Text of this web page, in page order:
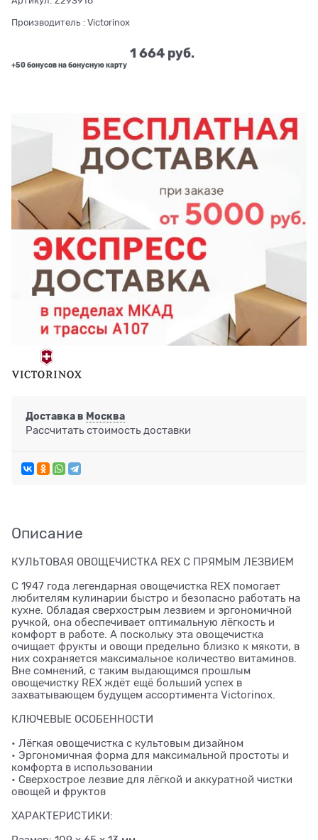
Производитель : Victorinox
1 664 руб.
+50 бонусов на бонусную карту
Доставка в Москва
Рассчитать стоимость доставки
Описание
КУЛЬТОВАЯ ОВОЩЕЧИСТКА REX С ПРЯМЫМ ЛЕЗВИЕМ
С 1947 года легендарная овощечистка REX помогает
любителям кулинарии быстро и безопасно работать на
кухне. Обладая сверхострым лезвием и эргономичной
ручкой, она обеспечивает оптимальную лёгкость и
комфорт в работе. А поскольку эта овощечистка
очищает фрукты и овощи предельно близко к мякоти, в
них сохраняется максимальное количество витаминов.
Вне сомнений, с таким выдающимся прошлым
овощечистку REX ждёт ещё больший успех в
захватывающем будущем ассортимента Victorinox.
КЛЮЧЕВЫЕ ОСОБЕННОСТИ
• Лёгкая овощечистка с культовым дизайном
• Эргономичная форма для максимальной простоты и
комфорта в использовании
• Сверхострое лезвие для лёгкой и аккуратной чистки
овощей и фруктов
ХАРАКТЕРИСТИКИ: